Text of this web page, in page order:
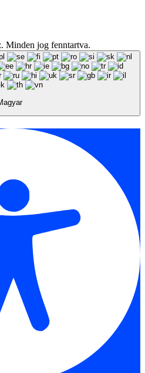
Minden jog fenntartva.